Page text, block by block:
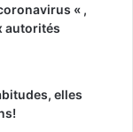
« ,
autorités
elles